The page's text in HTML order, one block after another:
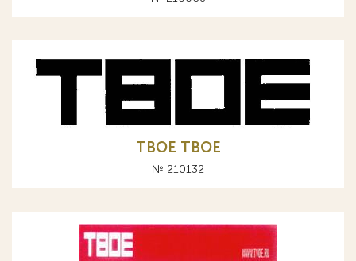
TBOE ТВОЕ
№ 210132